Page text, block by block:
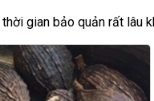
gian bảo quản rất lâu